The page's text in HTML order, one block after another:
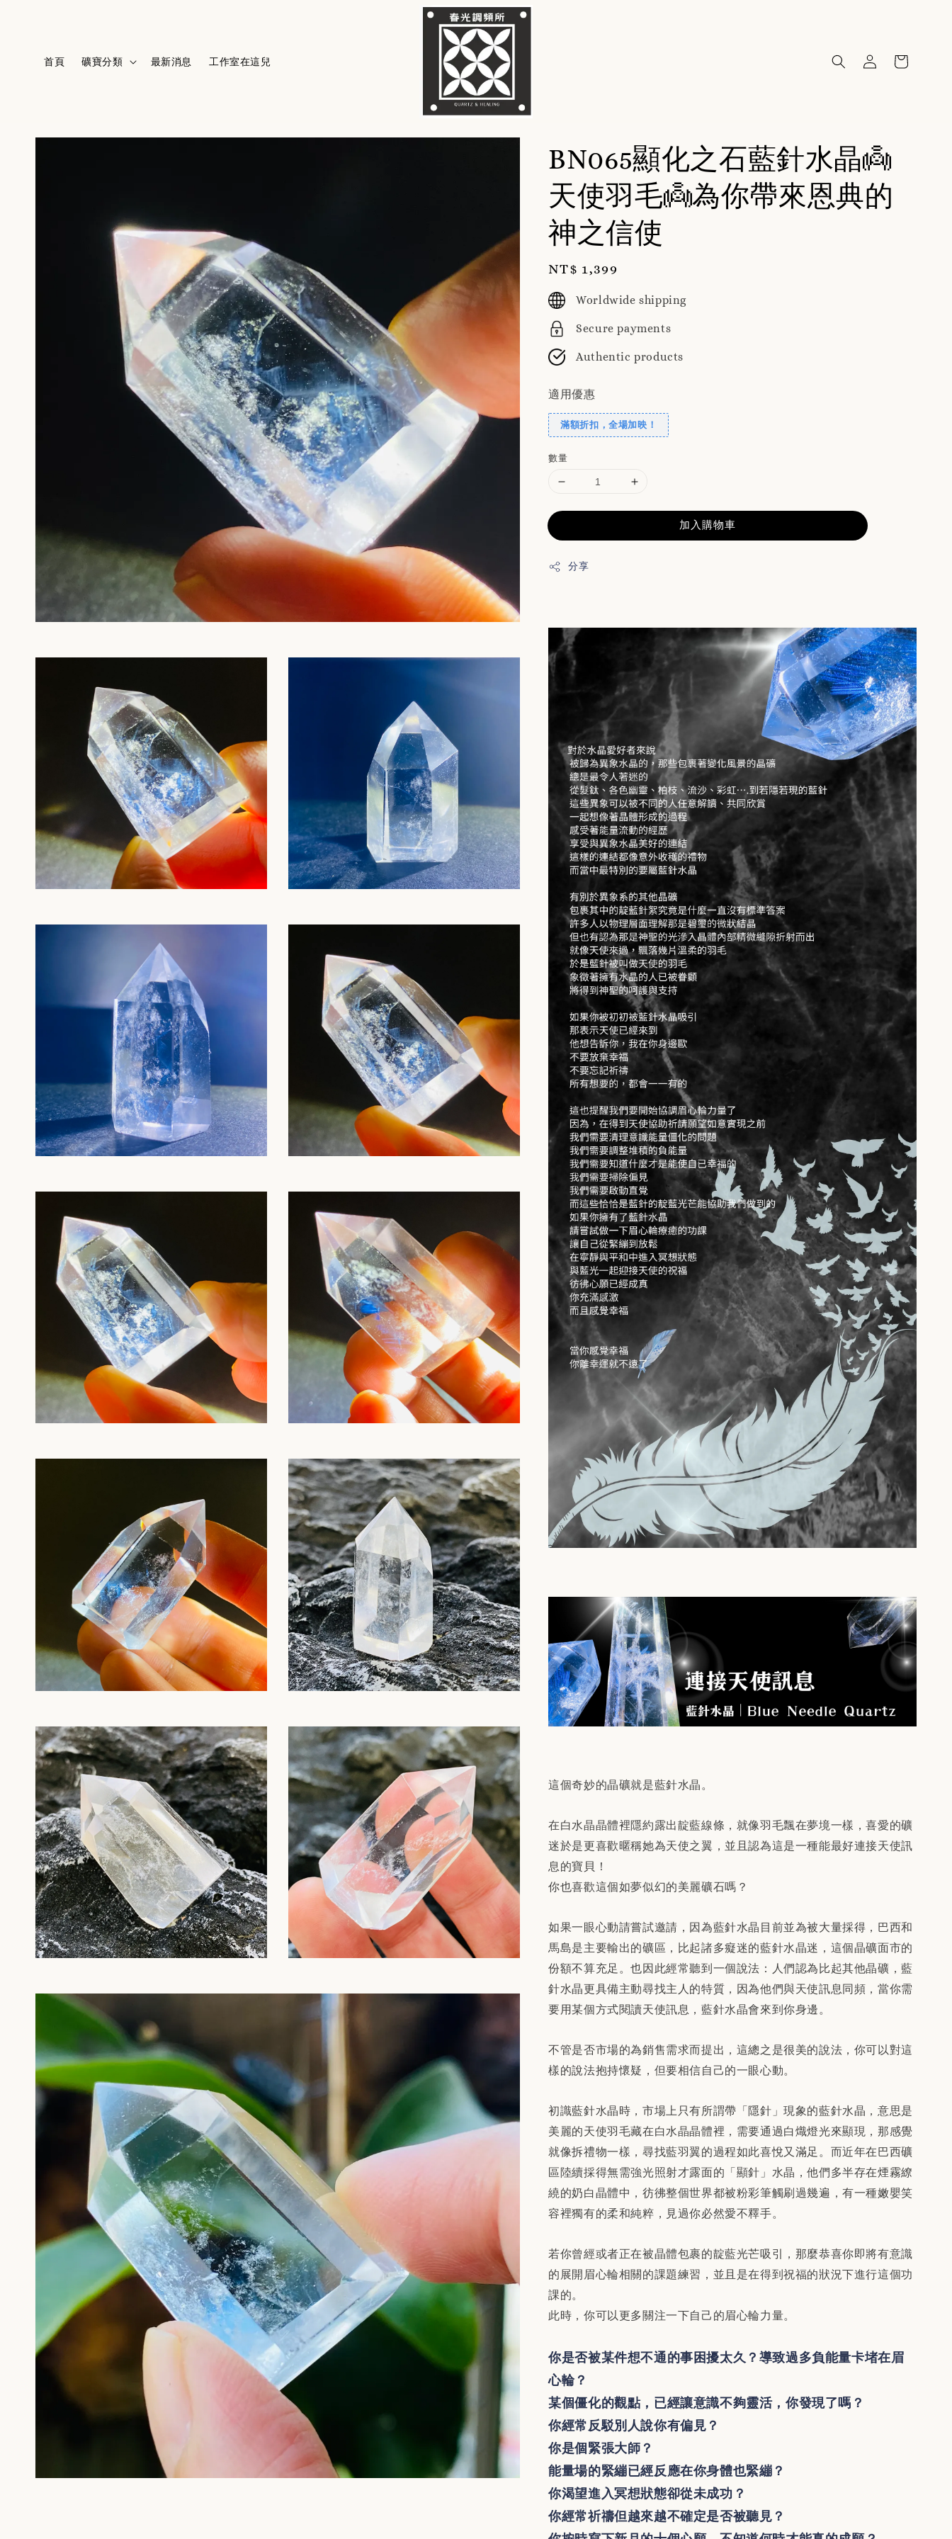
首頁 礦寶分類 最新消息 工作室在這兒
BN065顯化之石藍針水晶👼
天使羽毛👼為你帶來恩典的
神之信使
Regular
price
NT$ 1,399
Worldwide shipping
Secure payments
Authentic products
適用優惠
滿額折扣，全場加映！
數量
加入購物車
分享
這個奇妙的晶礦就是藍針水晶。
在白水晶晶體裡隱約露出靛藍線條，就像羽毛飄在夢境一樣，喜愛的礦
迷於是更喜歡暱稱她為天使之翼，並且認為這是一種能最好連接天使訊
息的寶貝！
你也喜歡這個如夢似幻的美麗礦石嗎？
如果一眼心動請嘗試邀請，因為藍針水晶目前並為被大量採得，巴西和
馬島是主要輸出的礦區，比起諸多癡迷的藍針水晶迷，這個晶礦面市的
份額不算充足。也因此經常聽到一個說法：人們認為比起其他晶礦，藍
針水晶更具備主動尋找主人的特質，因為他們與天使訊息同頻，當你需
要用某個方式閱讀天使訊息，藍針水晶會來到你身邊。
不管是否市場的為銷售需求而提出，這總之是很美的說法，你可以對這
樣的說法抱持懷疑，但要相信自己的一眼心動。
初識藍針水晶時，市場上只有所謂帶「隱針」現象的藍針水晶，意思是
美麗的天使羽毛藏在白水晶晶體裡，需要通過白熾燈光來顯現，那感覺
就像拆禮物一樣，尋找藍羽翼的過程如此喜悅又滿足。而近年在巴西礦
區陸續採得無需強光照射才露面的「顯針」水晶，他們多半存在煙霧繚
繞的奶白晶體中，彷彿整個世界都被粉彩筆觸刷過幾遍，有一種嫩嬰笑
容裡獨有的柔和純粹，見過你必然愛不釋手。
若你曾經或者正在被晶體包裹的靛藍光芒吸引，那麼恭喜你即將有意識
的展開眉心輪相關的課題練習，並且是在得到祝福的狀況下進行這個功
課的。
此時，你可以更多關注一下自己的眉心輪力量。
你是否被某件想不通的事困擾太久？導致過多負能量卡堵在眉
心輪？
某個僵化的觀點，已經讓意識不夠靈活，你發現了嗎？
你經常反駁別人說你有偏見？
你是個緊張大師？
能量場的緊繃已經反應在你身體也緊繃？
你渴望進入冥想狀態卻從未成功？
你經常祈禱但越來越不確定是否被聽見？